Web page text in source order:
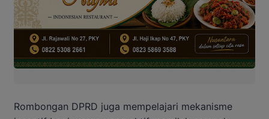
Rombongan DPRD juga mempelajari mekanisme